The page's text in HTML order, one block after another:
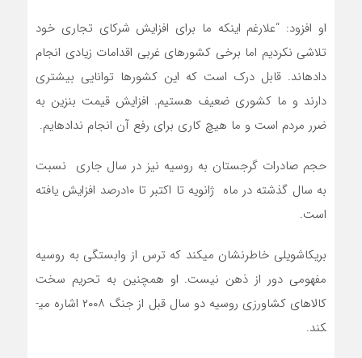
او افزود: “علارغم اینکه ما برای افزایش شرکای تجاری خود
تلاشی نکردیم اما برخی کشورهای غربی اقدامات زیادی انجام
داده­اند. قابل درک است که این کشورها توانایی بیشتری
دارند و ما کشوری ضعیف هستیم. افزایش قیمت بنزین به
ضرر مردم است و ما هیچ کاری برای رفع آن انجام نداده­ایم.
حجم صادرات گرجستان به روسیه نیز در سال جاری نسبت
به سال گذشته در ماه ژانویه تا اکتبر تا ۱۰درصد افزایش یافته
است.
بریکاشویلی خاطرنشان می­کند که ترس از وابستگی به روسیه
مفهومی دور از ذهن نیست. او همچنین به تحریم سخت
کالاهای کشاورزی روسیه دو سال قبل از جنگ ۲۰۰۸ اشاره می­
کند.